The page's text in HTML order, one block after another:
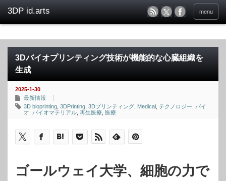
menu
3Dバイオプリンティング技術が機能的な心臓組織を
生成
2025-1-30
最新情報
3D bioprinting 3DPrinting 3Dプリンティング Medical テクノロジー
バイ
オ
バイオマテリアル 再生医療 医療
ゴールウェイ大学、細胞の力で